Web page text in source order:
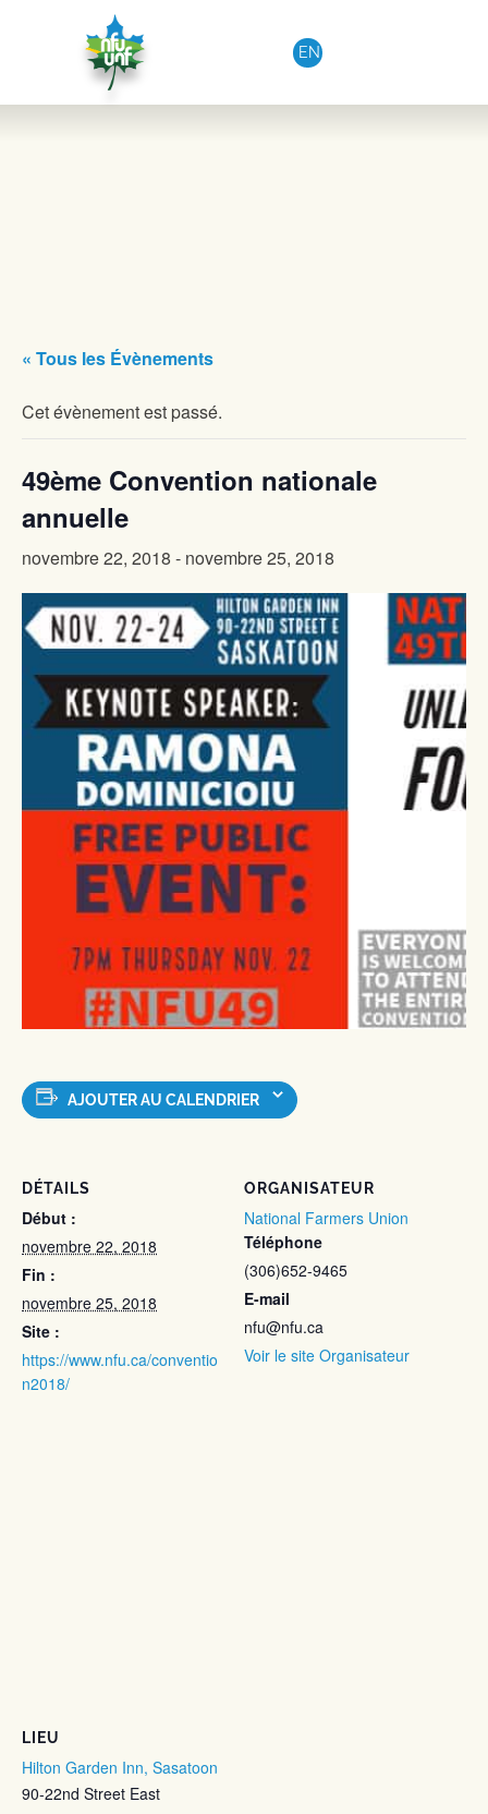
Aller au contenu
EN
« Tous les Évènements
Cet évènement est passé.
49ème Convention nationale
annuelle
novembre 22, 2018 - novembre 25, 2018
AJOUTER AU CALENDRIER
DÉTAILS
Début :
novembre 22, 2018
Fin :
novembre 25, 2018
Site :
https://www.nfu.ca/conventio
n2018/
ORGANISATEUR
National Farmers Union
Téléphone
(306)652-9465
E-mail
nfu@nfu.ca
Voir le site Organisateur
LIEU
Hilton Garden Inn, Sasatoon
90-22nd Street East